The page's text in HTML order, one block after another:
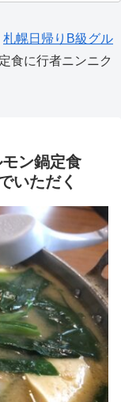
札幌日帰りB級グル
食に行者ニンニク
ン鍋定食
いただく